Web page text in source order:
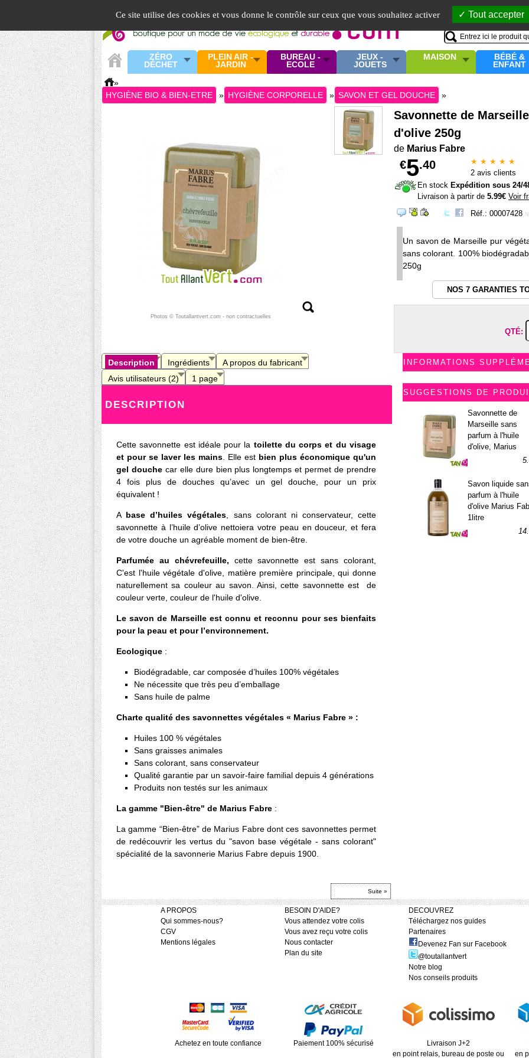
Ce site utilise des cookies et vous donne le contrôle sur ceux que vous souhaitez activer Tout accepter
ZÉRO
DÉCHET
PLEIN AIR -
JARDIN
BUREAU -
ECOLE
JEUX -
JOUETS
MAISON
BÉBÉ &
ENFANT
»
HYGIÈNE BIO & BIEN-ETRE
» HYGIÈNE CORPORELLE » SAVON ET GEL DOUCHE »
Photos © Toutallantvert.com - non contractuelles
Savonnette de
d'olive 250g
de Marius Fabre
★ ★ ★ ★ ★
2 avis clients
€5.40
En stock Expédition sous 24/
Livraison à partir de 5.99€ Voir
Réf.: 00007428
Un savon de Marseille pur
sans colorant. 100%
250g
NOS 7 GARANTIES
QTÉ:
INFORMATIONS
SUGGESTIONS DE
Savonnette de
Marseille sans
parfum à l'huile
d'olive, Marius
Savon liquide
parfum à l'huile
d'olive Marius
1litre
Description Ingrédients
A propos du fabricant
Avis utilisateurs (2)
1 page
DESCRIPTION
Cette savonnette est idéale pour la toilette du corps et du visage
et pour se laver les mains. Elle est bien plus économique qu'un
gel douche car elle dure bien plus longtemps et permet de prendre
4 fois plus de douches qu’avec un gel douche, pour un prix
équivalent !
A base d’huiles végétales, sans colorant ni conservateur, cette
savonnette à l’huile d’olive nettoiera votre peau en douceur, et fera
de votre douche un agréable moment de bien-être.
Parfumée au chévrefeuille, cette savonnette est sans colorant,
C'est l'huile végétale d'olive, matière première principale, qui donne
naturellement sa couleur au savon. Ainsi, cette savonnette est de
couleur verte, couleur de l'huile d'olive.
Le savon de Marseille est connu et reconnu pour ses bienfaits
pour la peau et pour l’environnement.
Ecologique :
Biodégradable, car composée d’huiles 100% végétales
Ne nécessite que très peu d’emballage
Sans huile de palme
Charte qualité des savonnettes végétales « Marius Fabre » :
Huiles 100 % végétales
Sans graisses animales
Sans colorant, sans conservateur
Qualité garantie par un savoir-faire familial depuis 4 générations
Produits non testés sur les animaux
La gamme "Bien-être" de Marius Fabre :
La gamme “Bien-être” de Marius Fabre dont ces savonnettes permet
de redécouvrir les vertus du "savon base végétale - sans colorant"
spécialité de la savonnerie Marius Fabre depuis 1900.
Suite »
A PROPOS
Qui sommes-nous?
CGV
Mentions légales
BESOIN D'AIDE?
Vous attendez votre colis
Vous avez reçu votre colis
Nous contacter
Plan du site
DECOUVREZ
Téléchargez nos guides
Partenaires
Devenez Fan sur Facebook
@toutallantvert
Notre blog
Nos conseils produits
Achetez en toute confiance Paiement 100% sécurisé
Livraison J+2
en point relais, bureau de poste ou
en